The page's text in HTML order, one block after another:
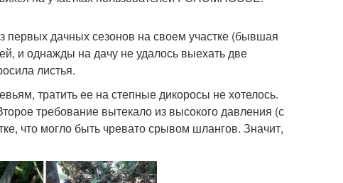
первых дачных сезонов на своем участке (бывшая
и однажды на дачу не удалось выехать две
листья.
тратить ее на степные дикоросы не хотелось.
требование вытекало из высокого давления (с
что могло быть чревато срывом шлангов. Значит,